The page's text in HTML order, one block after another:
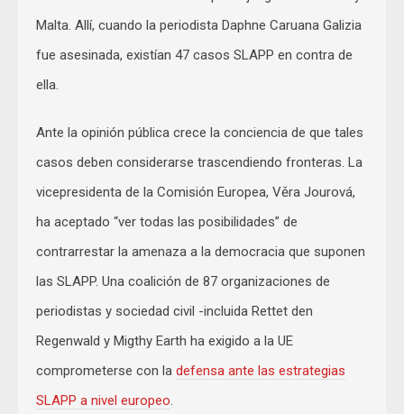
Malta. Allí, cuando la periodista Daphne Caruana Galizia
fue asesinada, existían 47 casos SLAPP en contra de
ella.
Ante la opinión pública crece la conciencia de que tales
casos deben considerarse trascendiendo fronteras. La
vicepresidenta de la Comisión Europea, Věra Jourová,
ha aceptado “ver todas las posibilidades” de
contrarrestar la amenaza a la democracia que suponen
las SLAPP. Una coalición de 87 organizaciones de
periodistas y sociedad civil -incluida Rettet den
Regenwald y Migthy Earth ha exigido a la UE
comprometerse con la defensa ante las estrategias
SLAPP a nivel europeo.